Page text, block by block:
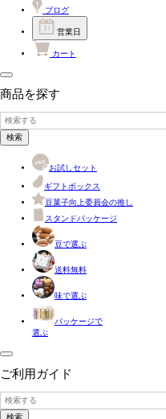
ブログ
営業日
カート
商品を探す
検索
お試しセット
ギフトボックス
豆菓子向上委員会の推し
スタンドパッケージ
豆で選ぶ
送料無料
味で選ぶ
パッケージで
選ぶ
ご利用ガイド
検索